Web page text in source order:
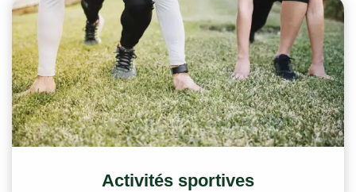
Activités sportives